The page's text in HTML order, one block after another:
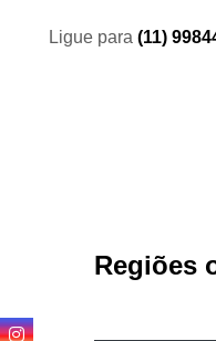
Ligue para (11)
Regiões